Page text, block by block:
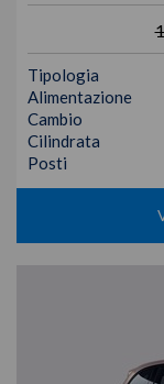
Tipologia
Alimentazione
Cambio
Cilindrata
Posti